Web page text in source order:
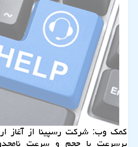
كمك وب: شركت رسپینا از آغاز
پرسرعت با حجم و سرعت